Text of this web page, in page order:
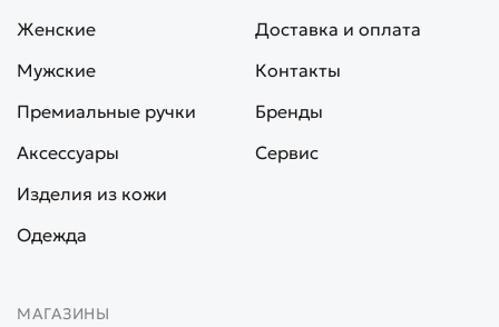
Женские
Мужские
Премиальные ручки
Аксессуары
Изделия из кожи
Одежда
Доставка и оплата
Контакты
Бренды
Сервис
МАГАЗИНЫ